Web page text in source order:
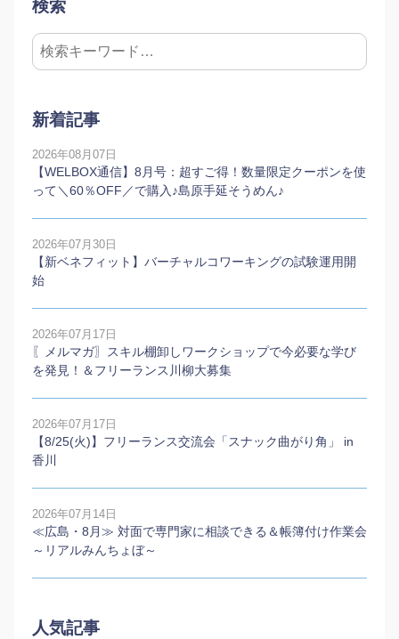
検索
新着記事
2026年08月07日
【WELBOX通信】8月号：超すご得！数量限定クーポンを使
って＼60％OFF／で購入♪島原手延そうめん♪
2026年07月30日
【新ベネフィット】バーチャルコワーキングの試験運用開
始
2026年07月17日
〖メルマガ〗スキル棚卸しワークショップで今必要な学び
を発見！＆フリーランス川柳大募集
2026年07月17日
【8/25(火)】フリーランス交流会「スナック曲がり角」 in
香川
2026年07月14日
≪広島・8月≫ 対面で専門家に相談できる＆帳簿付け作業会
～リアルみんちょぼ～
人気記事